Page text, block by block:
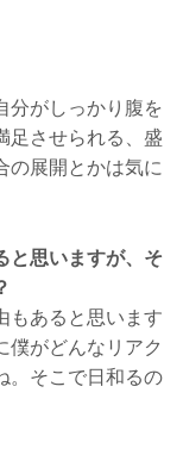
がしっかり腹を
足させられる、盛
の展開とかは気に
と思いますが、そ
もあると思います
僕がどんなリアク
。そこで日和るの